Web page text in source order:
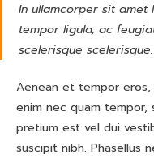
In ullamcorper sit amet
tempor ligula, ac
scelerisque scelerisque.
Aenean et tempor eros,
enim nec quam
pretium est vel dui
suscipit nibh. Phasellus